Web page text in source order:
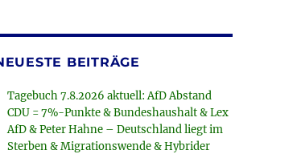
BEITRÄGE
Tagebuch 7.8.2026 aktuell: AfD Abstand
CDU = 7%-Punkte & Bundeshaushalt & Lex
AfD & Peter Hahne – Deutschland liegt im
Sterben & Migrationswende & Hybrider